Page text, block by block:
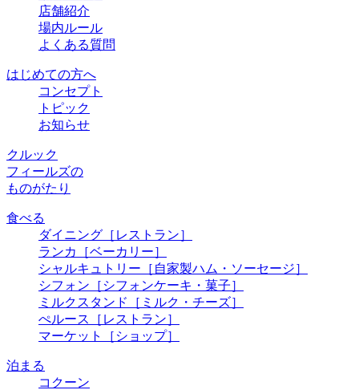
店舗紹介
場内ルール
よくある質問
はじめての方へ
コンセプト
トピック
お知らせ
クルック
フィールズの
ものがたり
食べる
ダイニング ［レストラン］
ランカ
［ベーカリー］
シャルキュトリー ［自家製ハム・ソーセージ］
シフォン ［シフォンケーキ・菓子］
ミルクスタンド
［ミルク・チーズ］
ぺルース
［レストラン］
マーケット
［ショップ］
泊まる
コクーン